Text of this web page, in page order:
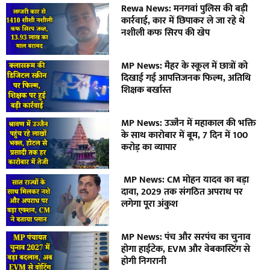
Rewa News: मनगवां पुलिस की बड़ी
कार्रवाई, कार में छिपाकर ले जा रहे थे
नशीली कफ सिरप की खेप
MP News: मैहर के स्कूल में छात्रों को
दिखाई गई आपत्तिजनक फिल्म, अतिथि
शिक्षक बर्खास्त
MP News: उज्जैन में महाकाल की भक्ति
के साथ कारोबार में बूम, 7 दिन में 100
करोड़ का व्यापार
MP News: CM मोहन यादव का बड़ा
दावा, 2029 तक संगठित अपराध पर
लगेगा पूरा अंकुश
MP News: पंच और सरपंच का चुनाव
होगा हाईटेक, EVM और वेबकास्टिंग से
होगी निगरानी